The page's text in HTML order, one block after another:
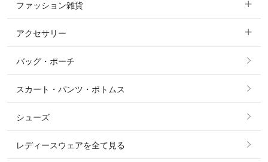
パーカー・トレーナー・スウェット
ニット・セーター
シャツ・ブラウス・ワンピース
その他 アウター
ショージャケット
ショーシャツ
ファッション雑貨
すべてのファッション雑貨
ソックス
ベルト
マフラー・スカーフ・ストール・スヌード
アクセサリー
すべてのアクセサリー
リング
ピアス・イヤリング
バッグ・ポーチ
スカート・パンツ・ボトムス
シューズ
レディースウェアを全て見る